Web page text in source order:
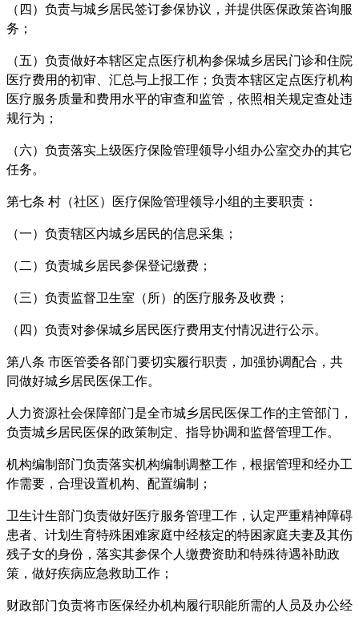
（四）负责与城乡居民签订参保协议，并提供医保政策咨询服
务；
（五）负责做好本辖区定点医疗机构参保城乡居民门诊和住院
医疗费用的初审、汇总与上报工作；负责本辖区定点医疗机构
医疗服务质量和费用水平的审查和监管，依照相关规定查处违
规行为；
（六）负责落实上级医疗保险管理领导小组办公室交办的其它
任务。
第七条 村（社区）医疗保险管理领导小组的主要职责：
（一）负责辖区内城乡居民的信息采集；
（二）负责城乡居民参保登记缴费；
（三）负责监督卫生室（所）的医疗服务及收费；
（四）负责对参保城乡居民医疗费用支付情况进行公示。
第八条 市医管委各部门要切实履行职责，加强协调配合，共
同做好城乡居民医保工作。
人力资源社会保障部门是全市城乡居民医保工作的主管部门，
负责城乡居民医保的政策制定、指导协调和监督管理工作。
机构编制部门负责落实机构编制调整工作，根据管理和经办工
作需要，合理设置机构、配置编制；
卫生计生部门负责做好医疗服务管理工作，认定严重精神障碍
患者、计划生育特殊困难家庭中经核定的特困家庭夫妻及其伤
残子女的身份，落实其参保个人缴费资助和特殊待遇补助政
策，做好疾病应急救助工作；
财政部门负责将市医保经办机构履行职能所需的人员及办公经